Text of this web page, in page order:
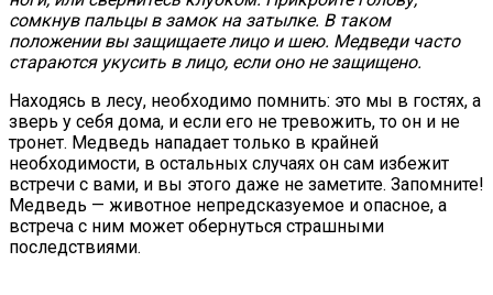
сомкнув пальцы в замок на затылке. В таком
положении вы защищаете лицо и шею. Медведи часто
стараются укусить в лицо, если оно не защищено.
Находясь в лесу, необходимо помнить: это мы в гостях, а
зверь у себя дома, и если его не тревожить, то он и не
тронет. Медведь нападает только в крайней
необходимости, в остальных случаях он сам избежит
встречи с вами, и вы этого даже не заметите. Запомните!
Медведь — животное непредсказуемое и опасное, а
встреча с ним может обернуться страшными
последствиями.